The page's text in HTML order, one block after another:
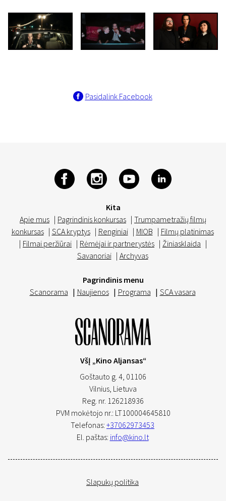
Pasidalink Facebook
Kita
Apie mus | Pagrindinis konkursas | Trumpametražių filmų
konkursas | SCA kryptys | Renginiai | MIOB | Filmų platinimas
| Filmai peržiūrai | Rėmėjai ir partnerystės | Žiniasklaida |
Savanoriai | Archyvas
Pagrindinis menu
Scanorama | Naujienos | Programa | SCA vasara
VšĮ „Kino Aljansas“
Goštauto g. 4, 01106
Vilnius, Lietuva
Reg. nr. 126218936
PVM mokėtojo nr.: LT100004645810
Telefonas: +37062973453
El. paštas: info@kino.lt
Slapukų politika